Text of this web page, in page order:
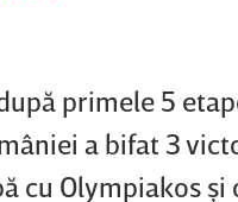
primele 5
a bifat 3
cu Olympiakos şi